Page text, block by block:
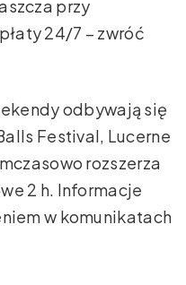
przy
24/7 – zwróć
odbywają się
Festival, Lucerne
rozszerza
2 h. Informacje
w komunikatach